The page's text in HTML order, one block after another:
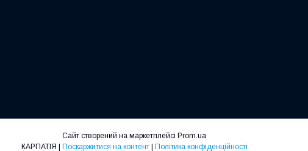
Сайт створений на маркетплейсі Prom.ua
Поскаржитися на контент Політика конфіденційності